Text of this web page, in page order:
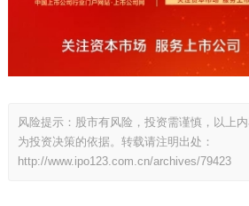
风险提示：股市有风险，投资需谨慎，以上
为投资决策的依据。转载请注明出处：
http://www.ipo123.com.cn/archives/79423